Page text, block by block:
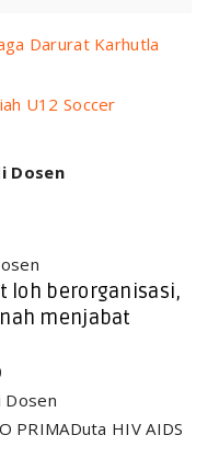
Darurat Karhutla
U12 Soccer
Dosen
loh berorganisasi,
menjabat
PRIMADuta HIV AIDS